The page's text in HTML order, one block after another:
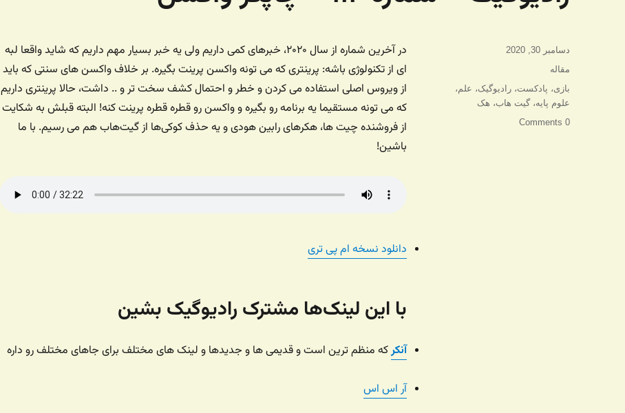
در آخرین شماره از سال ۲۰۲۰، خبرهای کمی داریم ولی یه خبر بسیار مهم داریم که شاید واقعا لبه
ای از تکنولوژی باشه: پرینتری که می تونه واکسن پرینت بگیره. بر خلاف واکسن های سنتی که باید
از ویروس اصلی استفاده می کردن و خطر و احتمال کشف سخت تر و .. داشت،‌ حالا پرینتری داریم
که می تونه مستقیما یه برنامه رو بگیره و واکسن رو قطره قطره پرینت کنه! البته قبلش به شکایت
از فروشنده چیت ها، هکرهای رابین هودی و یه حذف کوکی‌ها از گیت‌هاب هم می رسیم. با ما
باشین!
دانلود نسخه ام پی تری
با این لینک‌ها مشترک رادیوگیک بشین
آنکرکه منظم ترین است و قدیمی ها و جدیدها و لینک های مختلف برای جاهای مختلف رو داره
آر اس اس
ارسال
شده
دسامبر 30, 2020
دسته‌ها
مقاله
برچسب‌ها
بازی، پادکست،رادیوگیک، علم،
علوم پایه،گیت هاب، هک
0 Comments